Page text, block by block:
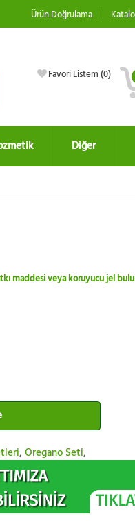
Ürün Doğrulama
Favori Listem (0)
Diğer
maddesi veya koruyucu jel
, Oregano Seti,